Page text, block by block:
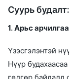
Суурь
1. Арьс
Үзэсгэлэнтэй
Нүүр